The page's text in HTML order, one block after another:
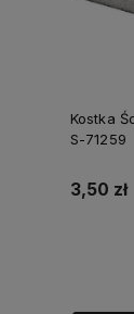
Kostka
S-71259
3,50 zł